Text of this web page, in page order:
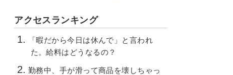
アクセスランキング
「暇だから今日は休んで」と言われ
た。給料はどうなるの？
勤務中、手が滑って商品を壊しちゃっ